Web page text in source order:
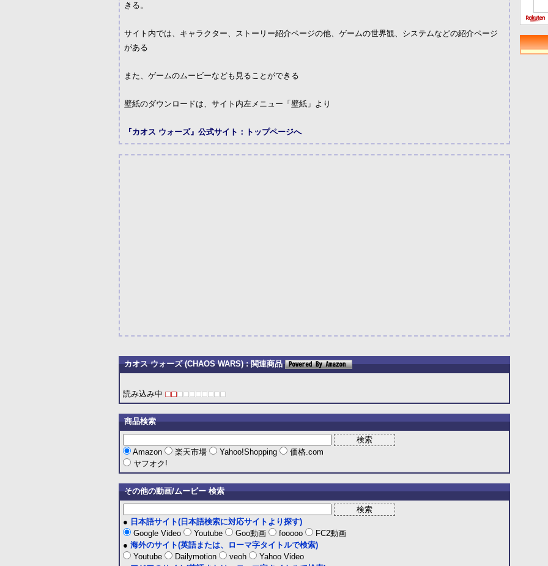
きる。
サイト内では、キャラクター、ストーリー紹介ページの他、ゲームの世界観、システムなどの紹介ページ
がある
また、ゲームのムービーなども見ることができる
壁紙のダウンロードは、サイト内左メニュー「壁紙」より
『カオス ウォーズ』公式サイト：トップページへ
カオス ウォーズ (CHAOS WARS) : 関連商品
読み込み中
商品検索
Amazon 楽天市場 Yahoo!Shopping
価格.com
ヤフオク!
その他の動画/ムービー 検索
● 日本語サイト(日本語検索に対応サイトより探す)
Google Video
Youtube Goo動画 fooooo
FC2動画
● 海外のサイト(英語または、ローマ字タイトルで検索)
Youtube
Dailymotion veoh
Yahoo Video